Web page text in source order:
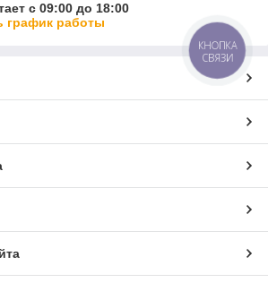
с 09:00 до 18:00
график работы
КНОПКА
СВЯЗИ